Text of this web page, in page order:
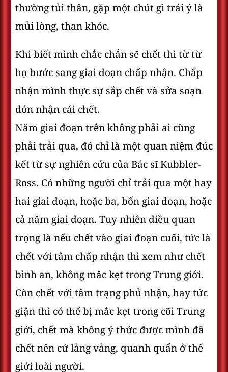
thường tủi thân, gặp một chút gì trái ý là
mủi lòng, than khóc.
Khi biết mình chắc chắn sẽ chết thì từ từ
họ bước sang giai đoạn chấp nhận. Chấp
nhận mình thực sự sắp chết và sửa soạn
đón nhận cái chết.
Năm giai đoạn trên không phải ai cũng
phải trải qua, đó chỉ là một quan niệm đúc
kết từ sự nghiên cứu của Bác sĩ Kubbler-
Ross. Có những người chỉ trải qua một hay
hai giai đoạn, hoặc ba, bốn giai đoạn, hoặc
cả năm giai đoạn. Tuy nhiên điều quan
trọng là nếu chết vào giai đoạn cuối, tức là
chết với tâm chấp nhận thì xem như chết
bình an, không mắc kẹt trong Trung giới.
Còn chết với tâm trạng phủ nhận, hay tức
giận thì có thể bị mắc kẹt trong cõi Trung
giới, chết mà không ý thức được mình đã
chết nên cứ lảng vảng, quanh quẩn ở thế
giới loài người.